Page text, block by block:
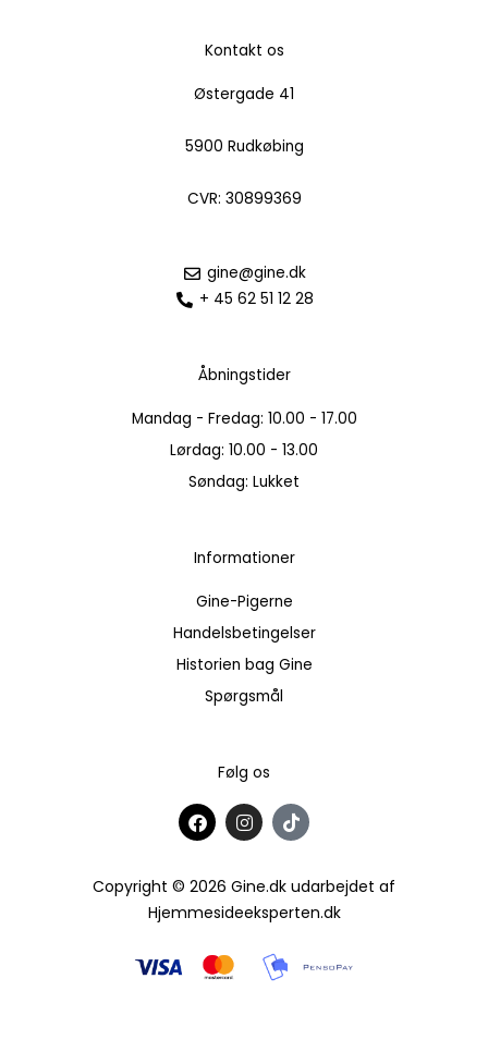
Kontakt os
Østergade 41
5900 Rudkøbing
CVR: 30899369
gine@gine.dk
+ 45 62 51 12 28
Åbningstider
Mandag - Fredag: 10.00 - 17.00
Lørdag: 10.00 - 13.00
Søndag: Lukket
Informationer
Gine-Pigerne
Handelsbetingelser
Historien bag Gine
Spørgsmål
Følg os
F
a
c
b
o
o
I
n
s
a
g
r
T
i
k
o
k
Copyright © 2026 Gine.dk udarbejdet af
Hjemmesideeksperten.dk